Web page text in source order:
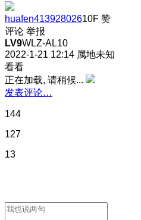
huafen41392802610F 赞
评论 举报
LV9WLZ-AL10
2022-1-21 12:14 属地未知
看看
正在加载, 请稍候...
发表评论…
144
127
13